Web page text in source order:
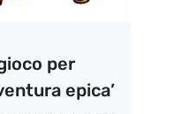
per
epica’